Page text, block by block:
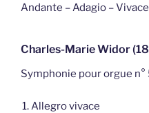
Andante – Adagio – Vivace
Charles-Marie Widor
Symphonie pour orgue n°
Allegro vivace